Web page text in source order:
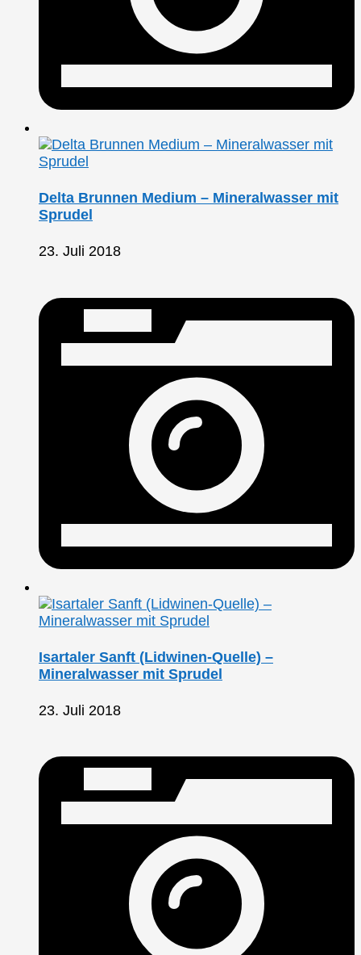
Delta Brunnen Medium – Mineralwasser mit
Sprudel
23. Juli 2018
Isartaler Sanft (Lidwinen-Quelle) –
Mineralwasser mit Sprudel
23. Juli 2018